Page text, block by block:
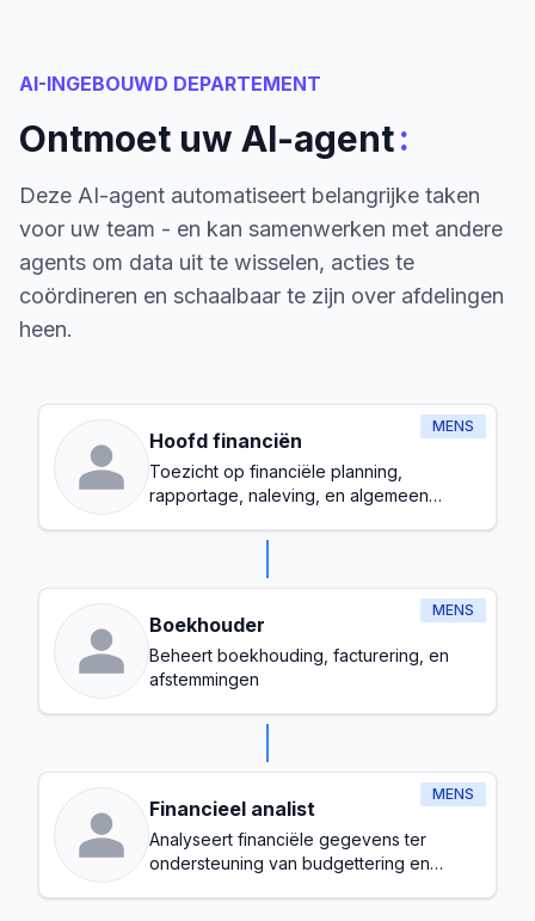
AI-INGEBOUWD DEPARTEMENT
Ontmoet uw AI-agent:
Deze AI-agent automatiseert belangrijke taken
voor uw team - en kan samenwerken met andere
agents om data uit te wisselen, acties te
coördineren en schaalbaar te zijn over afdelingen
heen.
MENS
Hoofd financiën
Toezicht op financiële planning,
rapportage, naleving, en algemeen
MENS
Boekhouder
Beheert boekhouding, facturering, en
afstemmingen
MENS
Financieel analist
Analyseert financiële gegevens ter
ondersteuning van budgettering en